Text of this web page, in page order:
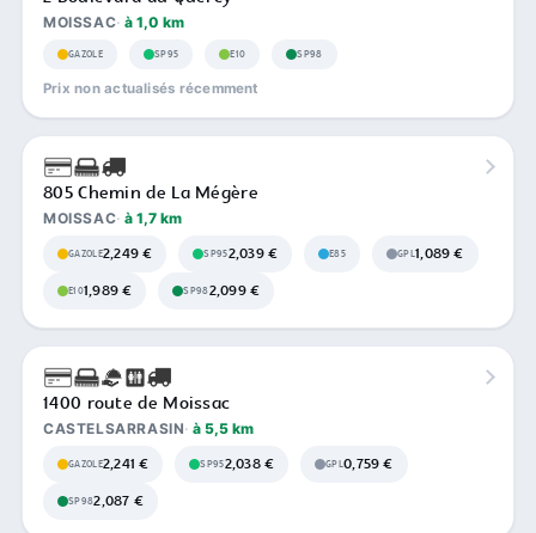
MOISSAC à 1,0 km
GAZOLE SP95 E10 SP98
Prix non actualisés récemment
805 Chemin de La Mégère
MOISSAC à 1,7 km
GAZOLE2,249 € SP952,039 € E85 GPL1,089 €
E101,989 € SP982,099 €
1400 route de Moissac
CASTELSARRASIN à 5,5 km
GAZOLE2,241 € SP952,038 € GPL0,759 €
SP982,087 €